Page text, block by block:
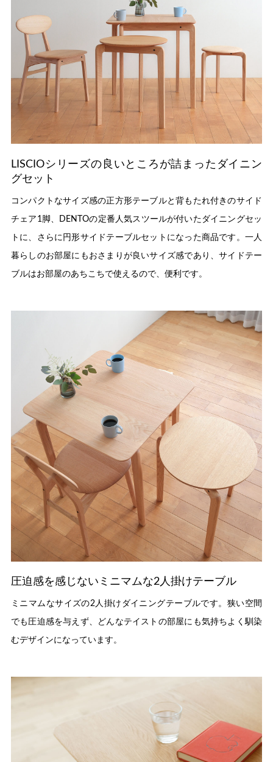
LISCIOシリーズの良いところが詰まったダイニン
グセット
コンパクトなサイズ感の正方形テーブルと背もたれ付きのサイド
チェア1脚、DENTOの定番人気スツールが付いたダイニングセッ
トに、さらに円形サイドテーブルセットになった商品です。一人
暮らしのお部屋にもおさまりが良いサイズ感であり、サイドテー
ブルはお部屋のあちこちで使えるので、便利です。
圧迫感を感じないミニマムな2人掛けテーブル
ミニマムなサイズの2人掛けダイニングテーブルです。狭い空間
でも圧迫感を与えず、どんなテイストの部屋にも気持ちよく馴染
むデザインになっています。